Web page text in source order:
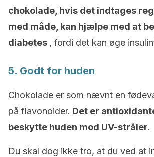
chokolade, hvis det indtages
med måde, kan hjælpe med at
diabetes , fordi det kan øge
5. Godt for huden
Chokolade er som nævnt en
på flavonoider. Det er
beskytte huden mod UV-stråler.
Du skal dog ikke tro, at du ved at